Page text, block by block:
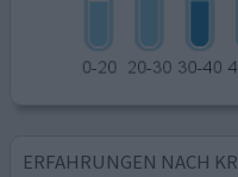
ERFAHRUNGEN NACH